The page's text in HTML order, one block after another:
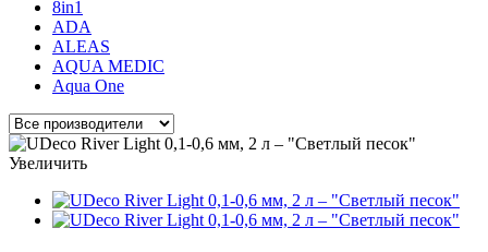
8in1
ADA
ALEAS
AQUA MEDIC
Aqua One
Увеличить